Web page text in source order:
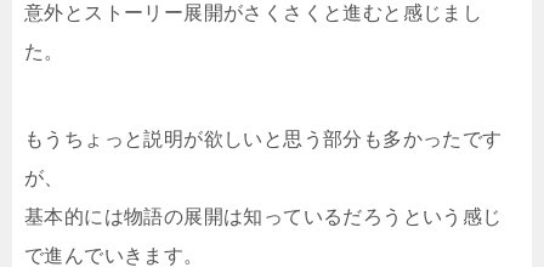
意外とストーリー展開がさくさくと進むと感じまし
た。
もうちょっと説明が欲しいと思う部分も多かったです
が、
基本的には物語の展開は知っているだろうという感じ
で進んでいきます。